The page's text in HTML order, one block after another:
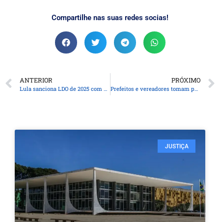
Compartilhe nas suas redes socias!
ANTERIOR
Lula sanciona LDO de 2025 com meta fiscal zero
PRÓXIMO
Prefeitos e vereadores tomam posse neste primeiro dia do ano
JUSTIÇA